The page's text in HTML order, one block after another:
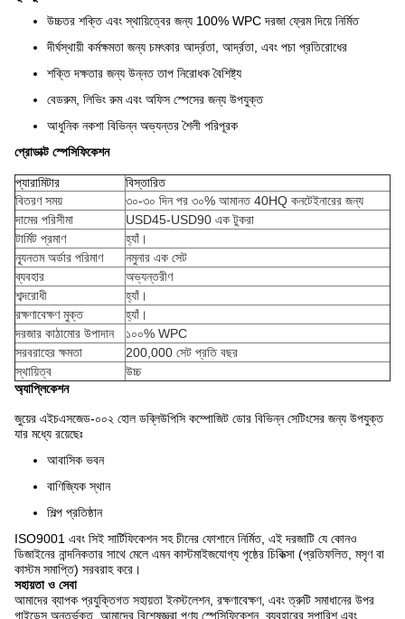
উচ্চতর শক্তি এবং স্থায়িত্বের জন্য 100% WPC দরজা ফ্রেম দিয়ে নির্মিত
দীর্ঘস্থায়ী কর্মক্ষমতা জন্য চমৎকার আর্দ্রতা, আর্দ্রতা, এবং পচা প্রতিরোধের
শক্তি দক্ষতার জন্য উন্নত তাপ নিরোধক বৈশিষ্ট্য
বেডরুম, লিভিং রুম এবং অফিস স্পেসের জন্য উপযুক্ত
আধুনিক নকশা বিভিন্ন অভ্যন্তর শৈলী পরিপূরক
প্রোডাক্ট স্পেসিফিকেশন
প্যারামিটার
বিস্তারিত
বিতরণ সময়
৩০-৩০ দিন পর ৩০% আমানত 40HQ কনটেইনারের জন্য
দামের পরিসীমা
USD45-USD90 এক টুকরা
টার্মিট প্রমাণ
হ্যাঁ।
ন্যূনতম অর্ডার পরিমাণ
নমুনার এক সেট
ব্যবহার
অভ্যন্তরীণ
শব্দরোধী
হ্যাঁ।
রক্ষণাবেক্ষণ মুক্ত
হ্যাঁ।
দরজার কাঠামোর উপাদান
১০০% WPC
সরবরাহের ক্ষমতা
200,000 সেট প্রতি বছর
স্থায়িত্ব
উচ্চ
অ্যাপ্লিকেশন
জুয়ের এইচএসজেড-০০২ হোল ডব্লিউপিসি কম্পোজিট ডোর বিভিন্ন সেটিংসের জন্য উপযুক্ত
যার মধ্যে রয়েছেঃ
আবাসিক ভবন
বাণিজ্যিক স্থান
শিল্প প্রতিষ্ঠান
ISO9001 এবং সিই সার্টিফিকেশন সহ চীনের ফোশানে নির্মিত, এই দরজাটি যে কোনও
ডিজাইনের নান্দনিকতার সাথে মেলে এমন কাস্টমাইজযোগ্য পৃষ্ঠের চিকিত্সা (প্রতিফলিত, মসৃণ বা
কাস্টম সমাপ্তি) সরবরাহ করে।
সহায়তা ও সেবা
আমাদের ব্যাপক প্রযুক্তিগত সহায়তা ইনস্টলেশন, রক্ষণাবেক্ষণ, এবং ত্রুটি সমাধানের উপর
গাইডেন্স অন্তর্ভুক্ত. আমাদের বিশেষজ্ঞরা পণ্য স্পেসিফিকেশন, ব্যবহারের সুপারিশ,এবং